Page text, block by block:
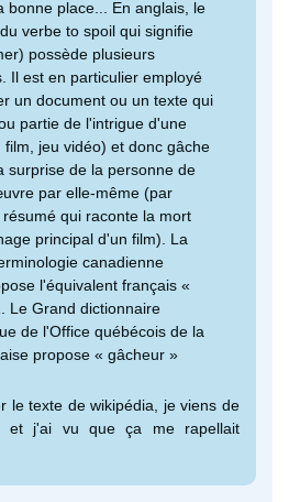
bonne place... En anglais, le
verbe to spoil qui signifie
possède plusieurs
Il est en particulier employé
un document ou un texte qui
partie de l'intrigue d'une
jeu vidéo) et donc gâche
surprise de la personne de
par elle-même (par
qui raconte la mort
principal d'un film). La
canadienne
l'équivalent français «
Le Grand dictionnaire
de l'Office québécois de la
propose « gâcheur »
le texte de wikipédia, je viens de
et j'ai vu que ça me rapellait